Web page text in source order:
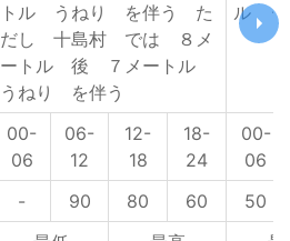
トル うねり を伴う た
だし 十島村 では ８メ
ートル 後 ７メートル
うねり を伴う
ル う
00-
06
06-
12
12-
18
18-
24
00-
06
-
90 80 60 50